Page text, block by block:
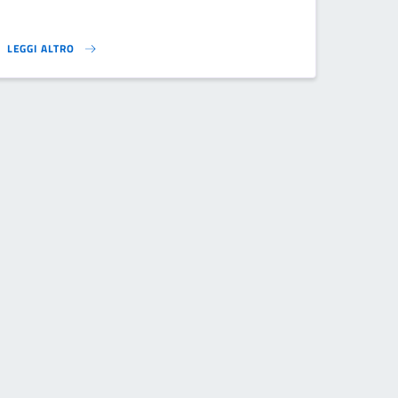
LEGGI ALTRO
CENTRO ESTIVO 2024}